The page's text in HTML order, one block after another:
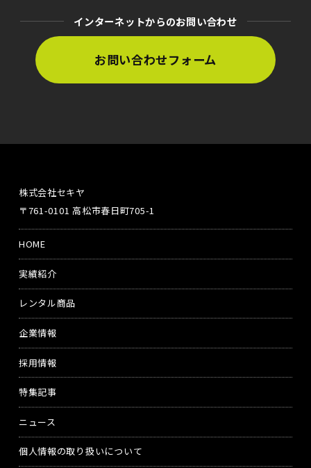
インターネットからのお問い合わせ
お問い合わせフォーム
株式会社セキヤ
〒761-0101 高松市春日町705-1
HOME
実績紹介
レンタル商品
企業情報
採用情報
特集記事
ニュース
個人情報の取り扱いについて